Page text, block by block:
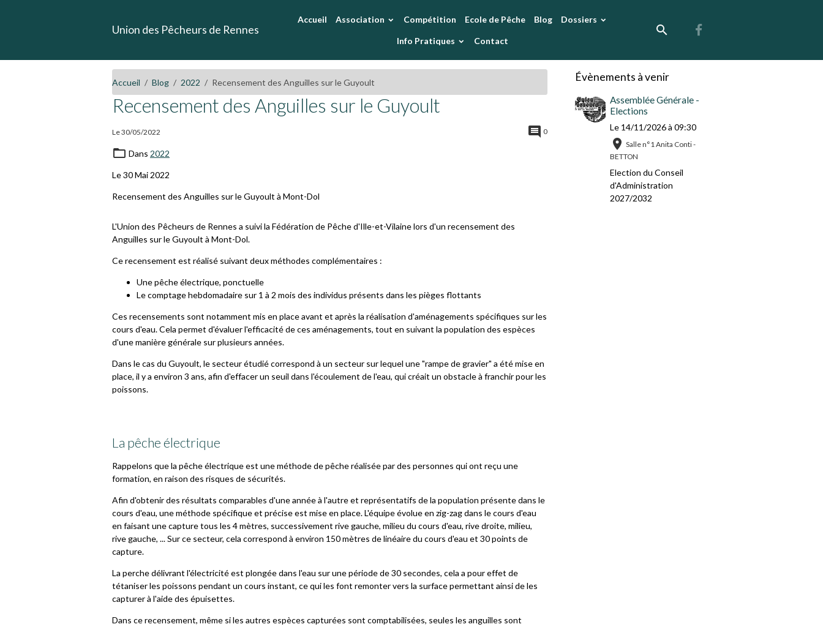
Union des Pêcheurs de Rennes
Accueil Association Compétition Ecole de Pêche Blog Dossiers
Info Pratiques Contact
Accueil Blog 2022 Recensement des Anguilles sur le Guyoult
Recensement des Anguilles sur le Guyoult
Le 30/05/2022 0
Dans 2022
Le 30 Mai 2022
Recensement des Anguilles sur le Guyoult à Mont-Dol
L'Union des Pêcheurs de Rennes a suivi la Fédération de Pêche d'Ille-et-Vilaine lors d'un recensement des
Anguilles sur le Guyoult à Mont-Dol.
Ce recensement est réalisé suivant deux méthodes complémentaires :
Une pêche électrique, ponctuelle
Le comptage hebdomadaire sur 1 à 2 mois des individus présents dans les pièges flottants
Ces recensements sont notamment mis en place avant et après la réalisation d'aménagements spécifiques sur les
cours d'eau. Cela permet d'évaluer l'efficacité de ces aménagements, tout en suivant la population des espèces
d'une manière générale sur plusieurs années.
Dans le cas du Guyoult, le secteur étudié correspond à un secteur sur lequel une "rampe de gravier" a été mise en
place, il y a environ 3 ans, afin d'effacer un seuil dans l'écoulement de l'eau, qui créait un obstacle à franchir pour les
poissons.
La pêche électrique
Rappelons que la pêche électrique est une méthode de pêche réalisée par des personnes qui ont reçu une
formation, en raison des risques de sécurités.
Afin d'obtenir des résultats comparables d'une année à l'autre et représentatifs de la population présente dans le
cours d'eau, une méthode spécifique et précise est mise en place. L'équipe évolue en zig-zag dans le cours d'eau
en faisant une capture tous les 4 mètres, successivement rive gauche, milieu du cours d'eau, rive droite, milieu,
rive gauche, ... Sur ce secteur, cela correspond à environ 150 mètres de linéaire du cours d'eau et 30 points de
capture.
La perche délivrant l'électricité est plongée dans l'eau sur une période de 30 secondes, cela a pour effet de
tétaniser les poissons pendant un cours instant, ce qui les font remonter vers la surface permettant ainsi de les
capturer à l'aide des épuisettes.
Dans ce recensement, même si les autres espèces capturées sont comptabilisées, seules les anguilles sont
Évènements à venir
Assemblée Générale -
Elections
Le 14/11/2026à 09:30
Salle n°1 Anita Conti -
BETTON
Election du Conseil
d'Administration
2027/2032